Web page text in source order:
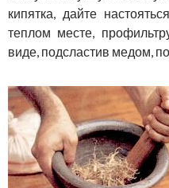
кипятка, дайте
теплом месте,
виде, подсластив медом,